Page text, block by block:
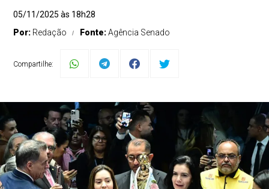
05/11/2025 às 18h28
Por: Redação Fonte:Agência Senado
Compartilhe: